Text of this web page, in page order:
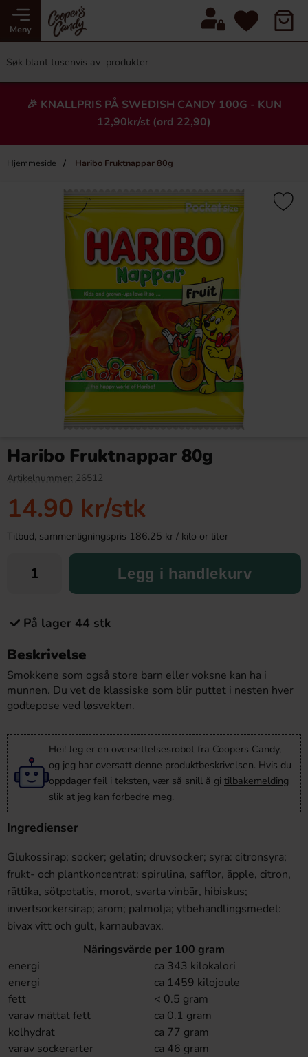
Meny
🎉 KNALLPRIS PÅ SWEDISH CANDY 100G - KUN
12,90kr/st (ord 22,90)
Hjemmeside Haribo Fruktnappar 80g
Heading
×
Laktosfri 100g
Köp
Haribo Fruktnappar 80g
Artikelnummer: 26512
14.90 kr/stk
Tilbud, sammenligningspris 186.25 kr / kilo or liter
Legg i handlekurv
På lager 44 stk
Beskrivelse
Smokkene som også store barn eller voksne kan ha i
munnen. Du vet de klassiske som blir puttet i nesten hver
godtepose ved løsvekten.
Hei! Jeg er en oversettelsesrobot fra Coopers Candy,
og jeg har oversatt denne produktbeskrivelsen. Hvis du
oppdager feil i teksten, vær så snill å gi tilbakemelding
slik at jeg kan forbedre meg.
Ingredienser
Glukossirap; socker; gelatin; druvsocker; syra: citronsyra;
frukt- och plantkoncentrat: spirulina, safflor, äpple, citron,
rättika, sötpotatis, morot, svarta vinbär, hibiskus;
invertsockersirap; arom; palmolja; ytbehandlingsmedel:
bivax vitt och gult, karnaubavax.
Näringsvärde per 100 gram
energi
ca 343 kilokalori
energi
ca 1459 kilojoule
fett
< 0.5 gram
varav mättat fett
ca 0.1 gram
kolhydrat
ca 77 gram
varav sockerarter
ca 46 gram